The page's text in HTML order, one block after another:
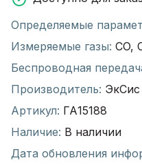
Определяемые
Измеряемые газы: CO,
Беспроводная
Производитель: ЭкСис
Артикул: ГА15188
Наличие: В наличии
Дата обновления